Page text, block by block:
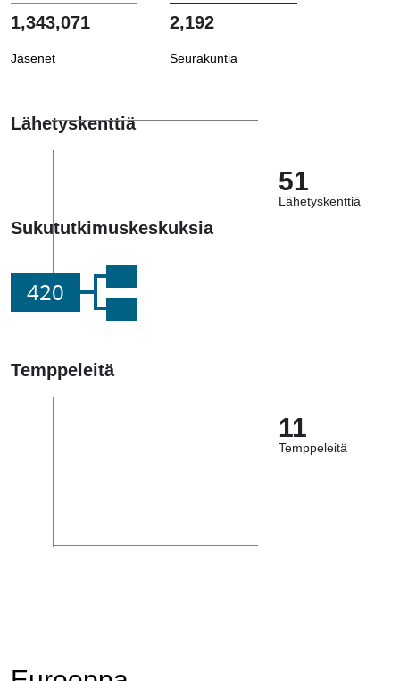
1,343,071
Jäsenet
2,192
Seurakuntia
Lähetyskenttiä
51
Lähetyskenttiä
Sukututkimuskeskuksia
420
Temppeleitä
11
Temppeleitä